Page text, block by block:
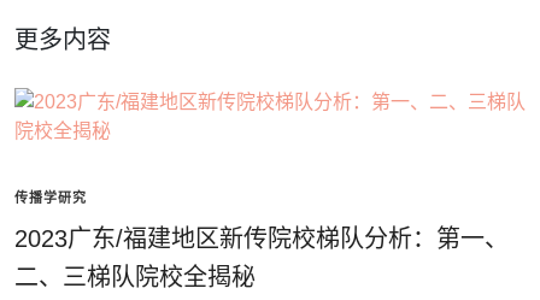
更多内容
传播学研究
2023广东/福建地区新传院校梯队分析：第一、
二、三梯队院校全揭秘